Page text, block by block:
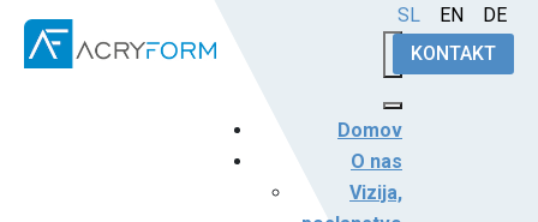
Izberite vaš jezik SL EN DE
Domov
O nas
Vizija,
KONTAKT